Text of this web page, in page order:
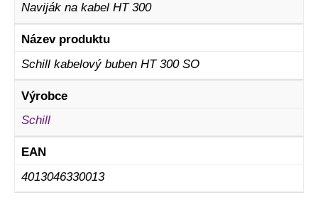
Naviják na kabel HT 300
Název produktu
Schill kabelový buben HT 300 SO
Výrobce
Schill
EAN
4013046330013